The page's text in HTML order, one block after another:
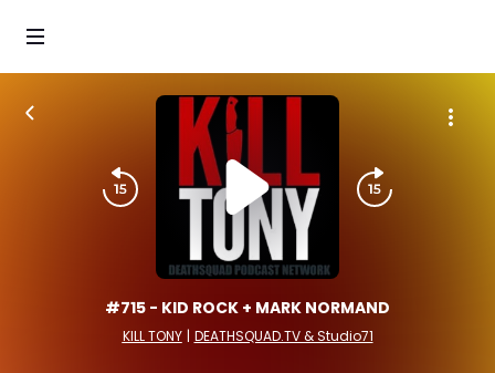
#715 - KID ROCK + MARK NORMAND
KILL TONY | DEATHSQUAD.TV & Studio71